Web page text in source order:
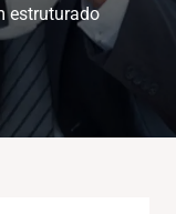
estruturado